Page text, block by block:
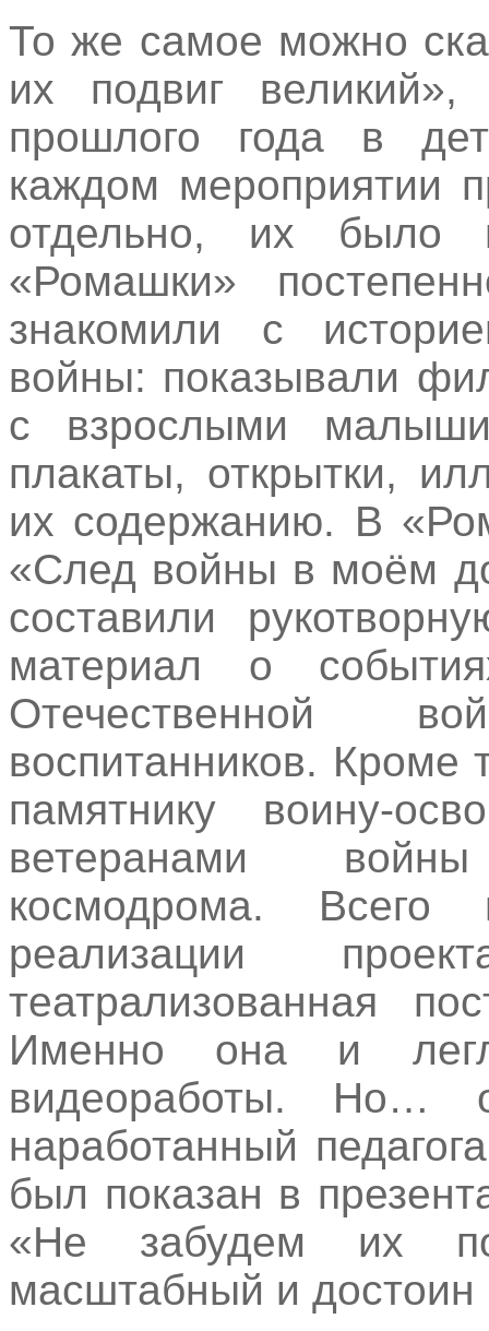
То же самое можно
их подвиг
прошлого года в
каждом мероприятии
отдельно, их было
«Ромашки»
знакомили с
войны: показывали
с взрослыми
плакаты, открытки,
их содержанию. В
«След войны в моём
составили
материал о
Отечественной
воспитанников. Кроме
памятнику воину-
ветеранами
космодрома. Всего
реализации
театрализованная
Именно она и
видеоработы. Но…
наработанный
был показан в
«Не забудем их
масштабный и достоин